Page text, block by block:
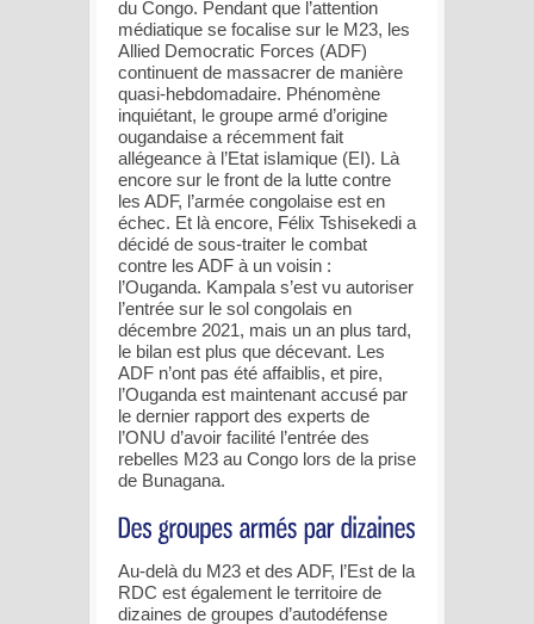
du Congo. Pendant que l’attention
médiatique se focalise sur le M23, les
Allied Democratic Forces (ADF)
continuent de massacrer de manière
quasi-hebdomadaire. Phénomène
inquiétant, le groupe armé d’origine
ougandaise a récemment fait
allégeance à l’Etat islamique (EI). Là
encore sur le front de la lutte contre
les ADF, l’armée congolaise est en
échec. Et là encore, Félix Tshisekedi a
décidé de sous-traiter le combat
contre les ADF à un voisin :
l’Ouganda. Kampala s’est vu autoriser
l’entrée sur le sol congolais en
décembre 2021, mais un an plus tard,
le bilan est plus que décevant. Les
ADF n’ont pas été affaiblis, et pire,
l’Ouganda est maintenant accusé par
le dernier rapport des experts de
l’ONU d’avoir facilité l’entrée des
rebelles M23 au Congo lors de la prise
de Bunagana.
Au-delà du M23 et des ADF, l’Est de la
RDC est également le territoire de
dizaines de groupes d’autodéfense